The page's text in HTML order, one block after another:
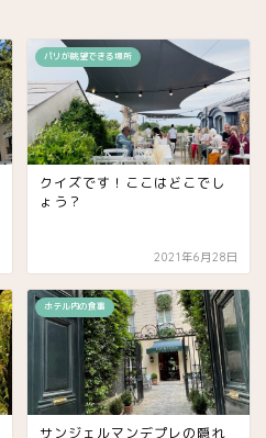
パリが眺望できる場所
クイズです！ここはどこでし
ょう？
2021年6月28日
ホテル内の食事
サンジェルマンデプレの隠れ